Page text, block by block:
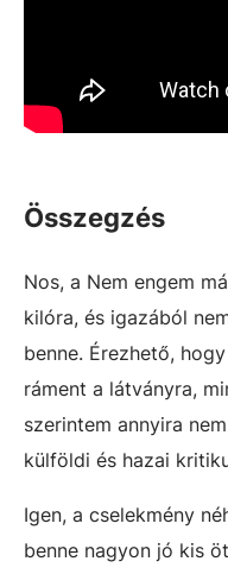
Összegzés
Nos, a Nem engem
kilóra, és igazából
benne. Érezhető,
ráment a látványra,
szerintem annyira
külföldi és hazai
Igen, a cselekmény
benne nagyon jó kis